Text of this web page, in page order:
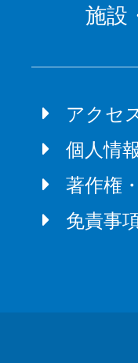
施設
アクセ
個人情
著作権
免責事